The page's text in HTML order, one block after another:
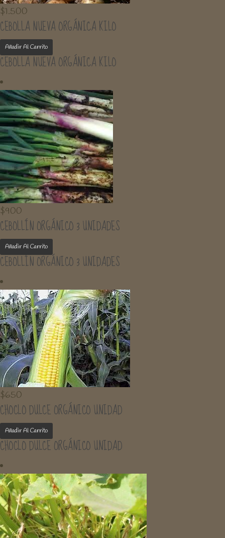
$1.500
CEBOLLA NUEVA ORGÁNICA KILO
Añadir Al Carrito
CEBOLLA NUEVA ORGÁNICA KILO
$900
CEBOLLÍN ORGÁNICO 3 UNIDADES
Añadir Al Carrito
CEBOLLÍN ORGÁNICO 3 UNIDADES
$650
CHOCLO DULCE ORGÁNICO UNIDAD
Añadir Al Carrito
CHOCLO DULCE ORGÁNICO UNIDAD